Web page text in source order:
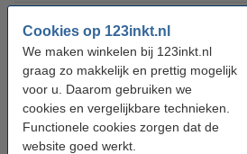
Cookies op 123inkt.nl
We maken winkelen bij 123inkt.nl
graag zo makkelijk en prettig mogelijk
voor u. Daarom gebruiken we
cookies en vergelijkbare technieken.
Functionele cookies zorgen dat de
website goed werkt.
Kleur: zwart
aantal pagina's: ± 12.000 pagina's
EAN-code: 8718237040820
Ons artikelnr: 051057
Nummer: